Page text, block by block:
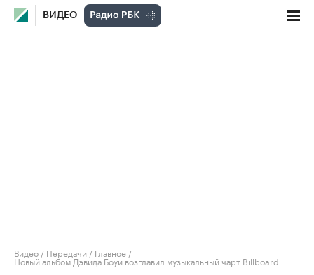
ВИДЕО
Видео / Передачи / Главное /
Новый альбом Дэвида Боуи возглавил музыкальный чарт Billboard